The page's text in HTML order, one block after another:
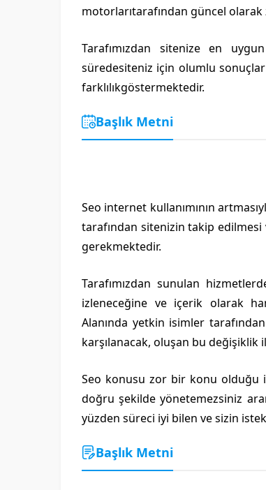
motorlarıtarafından güncel
Tarafımızdan sitenize en
süredesiteniz için olumlu
farklılıkgöstermektedir.
Başlık Metni
Seo internet kullanımının
tarafından sitenizin takip edilmesi
gerekmektedir.
Tarafımızdan sunulan
izleneceğine ve içerik olarak
Alanında yetkin isimler
karşılanacak, oluşan bu değişiklik
Seo konusu zor bir konu olduğu
doğru şekilde yönetemezsiniz
yüzden süreci iyi bilen ve sizin
Başlık Metni